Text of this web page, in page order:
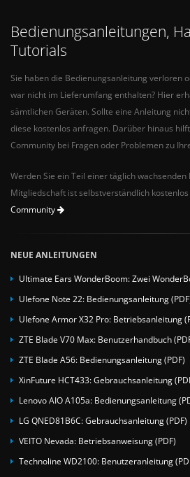
Bedienungsanleitungen,
Tutorials
Sie haben die Bedienungsanleitung verloren
war nicht im Lieferumfang enthalten? Hier
sämtlichen Geräten. Sollte eine Anleitung
diese kostenlos anfragen. Darüber hinaus
Community bei Fragen oder Problemen zu
Werden Sie ein Teil einer täglich
Mitgliedschaft ist selbstverständlich
Community
NEUE ANLEITUNGEN
Ultimate Ears WonderBoom: Zwei
Ulefone Note 22: Bedienungsanleitung
Ulefone Armor X32 Pro: Betriebsanleitung
ZTE Blade V70 Max: Benutzerhandbuch
ZTE Blade A56: Bedienungsanleitung (PDF)
XinFuture HCT433: Gebrauchsanleitung
Lenovo AIO A105a: Bedienungsanleitung
LG QNED81B6C: Gebrauchsanleitung (PDF)
VEITO Nevada: Betriebsanweisung (PDF)
Technoline WD2100: Benutzeranleitung